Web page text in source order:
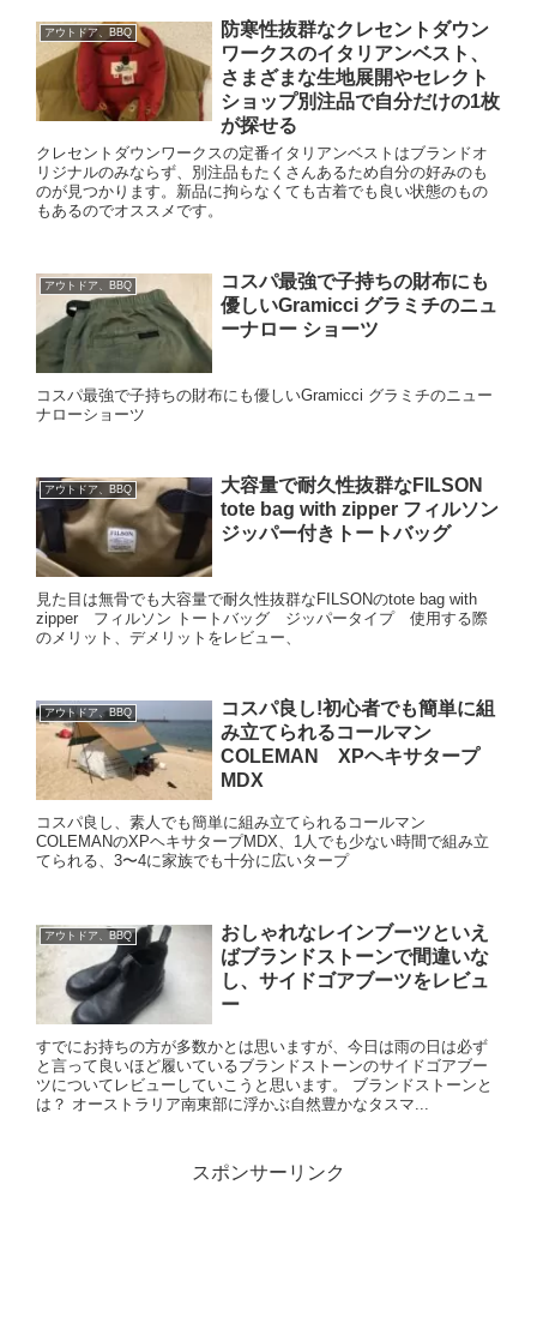
アウトドア、BBQ
防寒性抜群なクレセントダウン
ワークスのイタリアンベスト、
さまざまな生地展開やセレクト
ショップ別注品で自分だけの1枚
が探せる
クレセントダウンワークスの定番イタリアンベストはブランドオ
リジナルのみならず、別注品もたくさんあるため自分の好みのも
のが見つかります。新品に拘らなくても古着でも良い状態のもの
もあるのでオススメです。
アウトドア、BBQ
コスパ最強で子持ちの財布にも
優しいGramicci グラミチのニュ
ーナロー ショーツ
コスパ最強で子持ちの財布にも優しいGramicci グラミチのニュー
ナローショーツ
アウトドア、BBQ
大容量で耐久性抜群なFILSON
tote bag with zipper フィルソン
ジッパー付きトートバッグ
見た目は無骨でも大容量で耐久性抜群なFILSONのtote bag with
zipper フィルソン トートバッグ ジッパータイプ 使用する際
のメリット、デメリットをレビュー、
アウトドア、BBQ
コスパ良し!初心者でも簡単に組
み立てられるコールマン
COLEMAN XPヘキサタープ
MDX
コスパ良し、素人でも簡単に組み立てられるコールマン
COLEMANのXPヘキサタープMDX、1人でも少ない時間で組み立
てられる、3〜4に家族でも十分に広いタープ
アウトドア、BBQ
おしゃれなレインブーツといえ
ばブランドストーンで間違いな
し、サイドゴアブーツをレビュ
ー
すでにお持ちの方が多数かとは思いますが、今日は雨の日は必ず
と言って良いほど履いているブランドストーンのサイドゴアブー
ツについてレビューしていこうと思います。 ブランドストーンと
は？ オーストラリア南東部に浮かぶ自然豊かなタスマ...
スポンサーリンク